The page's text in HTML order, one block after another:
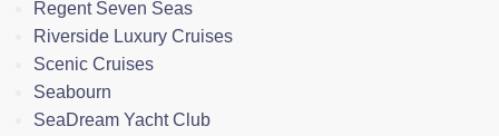
Regent Seven Seas
Riverside Luxury Cruises
Scenic Cruises
Seabourn
SeaDream Yacht Club